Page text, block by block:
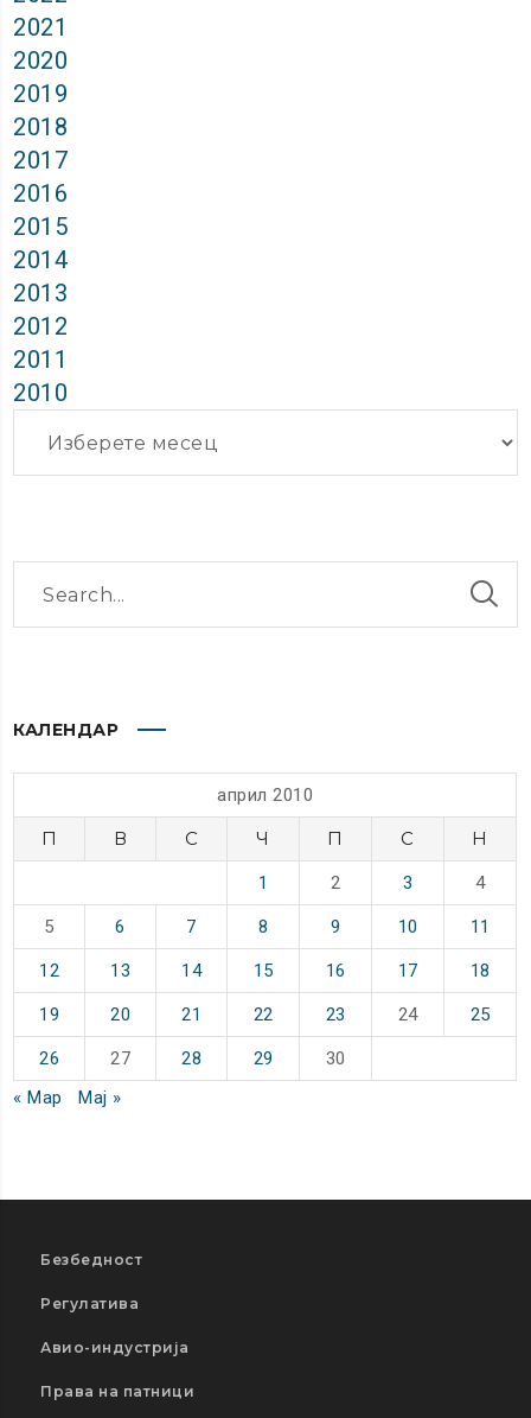
2021
2020
2019
2018
2017
2016
2015
2014
2013
2012
2011
2010
КАЛЕНДАР
април 2010
П В С Ч П С Н
1 2 3 4
5 6 7 8 9 10 11
12 13 14 15 16 17 18
19 20 21 22 23 24 25
26 27 28 29
30
« Мар
Мај »
Безбедност
Регулатива
Авио-индустрија
Права на патници